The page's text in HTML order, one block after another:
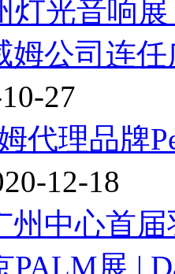
灯光音响
姆公司连
27
代理品牌
12-18
州中心首
PALM展 |